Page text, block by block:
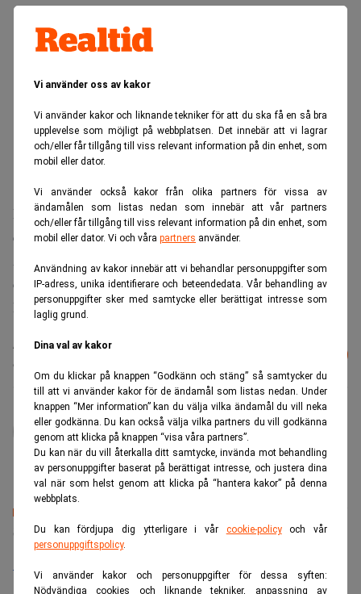
Vi använder oss av kakor
Vi använder kakor och liknande tekniker för att du ska få en så bra
upplevelse som möjligt på webbplatsen. Det innebär att vi lagrar
och/eller får tillgång till viss relevant information på din enhet, som
mobil eller dator.
Vi använder också kakor från olika partners för vissa av
ändamålen som listas nedan som innebär att vår partners
och/eller får tillgång till viss relevant information på din enhet, som
mobil eller dator. Vi och våra partners använder.
Användning av kakor innebär att vi behandlar personuppgifter som
IP-adress, unika identifierare och beteendedata. Vår behandling av
personuppgifter sker med samtycke eller berättigat intresse som
laglig grund.
Dina val av kakor
Om du klickar på knappen “Godkänn och stäng” så samtycker du
till att vi använder kakor för de ändamål som listas nedan. Under
knappen “Mer information” kan du välja vilka ändamål du vill neka
eller godkänna. Du kan också välja vilka partners du vill godkänna
genom att klicka på knappen “visa våra partners”.
Du kan när du vill återkalla ditt samtycke, invända mot behandling
av personuppgifter baserat på berättigat intresse, och justera dina
val när som helst genom att klicka på “hantera kakor” på denna
webbplats.
Du kan fördjupa dig ytterligare i vår cookie-policyoch vår
personuppgiftspolicy.
Vi använder kakor och personuppgifter för dessa syften:
Nödvändiga cookies och liknande tekniker, anpassning av
Riksgälden hade i stället räknat med ett lånebehov, alltså
ett underskott, på 0,9 miljarder kronor.
Avvikelsen beror främst på att skatteinkomsterna blev
cirka sex miljarder kronor större än beräknat, skriver
Riksgälden i ett pressmeddelande.
Läs mer från Realtid - vårt nyhetsbrev
är kostnadsfritt:
administrator
Senaste lediga jobben
Placering:Bromma, Stockholm